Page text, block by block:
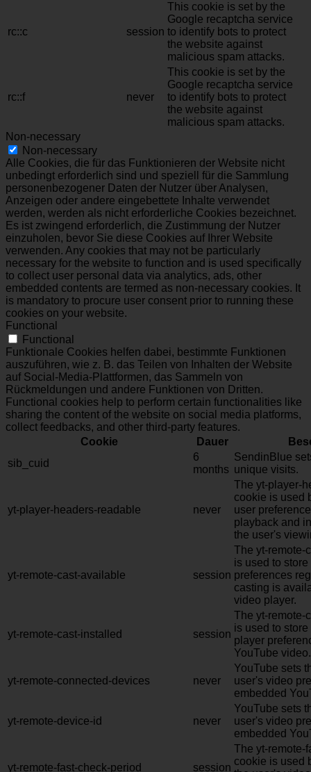
rc::c session
This cookie is set by the
Google recaptcha service
to identify bots to protect
the website against
malicious spam attacks.
rc::f never
This cookie is set by the
Google recaptcha service
to identify bots to protect
the website against
malicious spam attacks.
Non-necessary
Non-necessary
Alle Cookies, die für das Funktionieren der Website nicht
unbedingt erforderlich sind und speziell für die Sammlung
personenbezogener Daten der Nutzer über Analysen,
Anzeigen oder andere eingebettete Inhalte verwendet
werden, werden als nicht erforderliche Cookies bezeichnet.
Es ist zwingend erforderlich, die Zustimmung der Nutzer
einzuholen, bevor Sie diese Cookies auf Ihrer Website
verwenden. Any cookies that may not be particularly
necessary for the website to function and is used specifically
to collect user personal data via analytics, ads, other
embedded contents are termed as non-necessary cookies. It
is mandatory to procure user consent prior to running these
cookies on your website.
Functional
Functional
Funktionale Cookies helfen dabei, bestimmte Funktionen
auszuführen, wie z. B. das Teilen von Inhalten der Website
auf Social-Media-Plattformen, das Sammeln von
Rückmeldungen und andere Funktionen von Dritten.
Functional cookies help to perform certain functionalities like
sharing the content of the website on social media platforms,
collect feedbacks, and other third-party features.
Cookie
Dauer
sib_cuid
6
months
SendinBlue
unique visits.
yt-player-headers-readable never
The yt-player-
cookie is used
user
playback and
the user's
yt-remote-cast-available session
The yt-remote-
is used to
preferences
casting is
video player.
yt-remote-cast-installed session
The yt-remote-
is used to
player
YouTube video.
yt-remote-connected-devices never
YouTube sets
user's video
embedded
yt-remote-device-id never
YouTube sets
user's video
embedded
yt-remote-fast-check-period session
The yt-remote-
cookie is used